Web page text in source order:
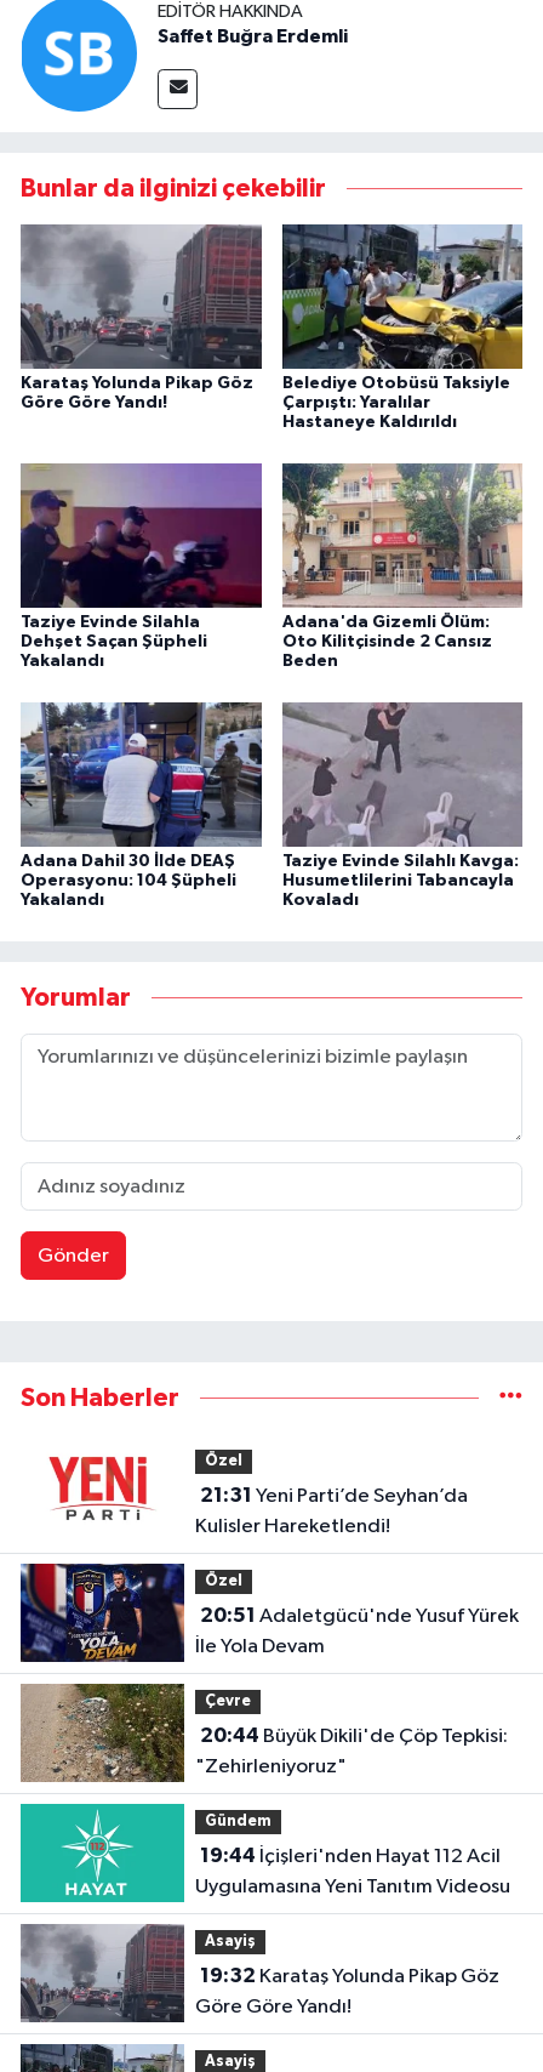
EDITÖR HAKKINDA
Saffet Buğra Erdemli
Bunlar da ilginizi çekebilir
Karataş Yolunda Pikap Göz
Göre Göre Yandı!
Belediye Otobüsü Taksiyle
Çarpıştı: Yaralılar
Hastaneye Kaldırıldı
Taziye Evinde Silahla
Dehşet Saçan Şüpheli
Yakalandı
Adana'da Gizemli Ölüm:
Oto Kilitçisinde 2 Cansız
Beden
Adana Dahil 30 İlde DEAŞ
Operasyonu: 104 Şüpheli
Yakalandı
Taziye Evinde Silahlı Kavga:
Husumetlilerini Tabancayla
Kovaladı
Yorumlar
Gönder
Son Haberler
Özel
21:31
Kulisler Hareketlendi!
Özel
20:51
İle Yola Devam
Çevre
20:44
"Zehirleniyoruz"
Gündem
19:44
Uygulamasına Yeni Tanıtım Videosu
Asayiş
19:32
Göre Göre Yandı!
Asayiş